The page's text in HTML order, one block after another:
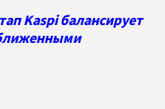
Kaspi балансирует